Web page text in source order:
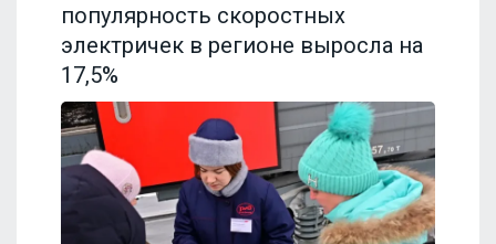
популярность скоростных
электричек в регионе выросла на
17,5%